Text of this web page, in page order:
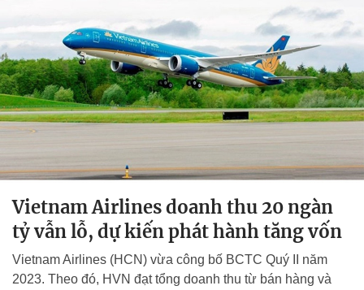
Vietnam Airlines doanh thu 20 ngàn
tỷ vẫn lỗ, dự kiến phát hành tăng vốn
Vietnam Airlines (HCN) vừa công bố BCTC Quý II năm
2023. Theo đó, HVN đạt tổng doanh thu từ bán hàng và